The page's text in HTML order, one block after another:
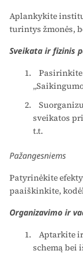
Aplankykite
turintys žmonės,
Sveikata ir fizinis
sveikatos
t.t.
Pažangesniems
Patyrinėkite
paaiškinkite,
Organizavimo ir
Aptarkite
schemą bei